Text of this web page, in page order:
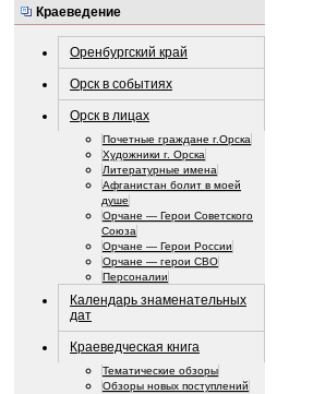
Краеведение
Оренбургский край
Орск в событиях
Орск в лицах
Почетные граждане г.Орска
Художники г. Орска
Литературные имена
Афганистан болит в моей
душе
Орчане — Герои Советского
Союза
Орчане — Герои России
Орчане — герои СВО
Персоналии
Календарь знаменательных
дат
Краеведческая книга
Тематические обзоры
Обзоры новых поступлений